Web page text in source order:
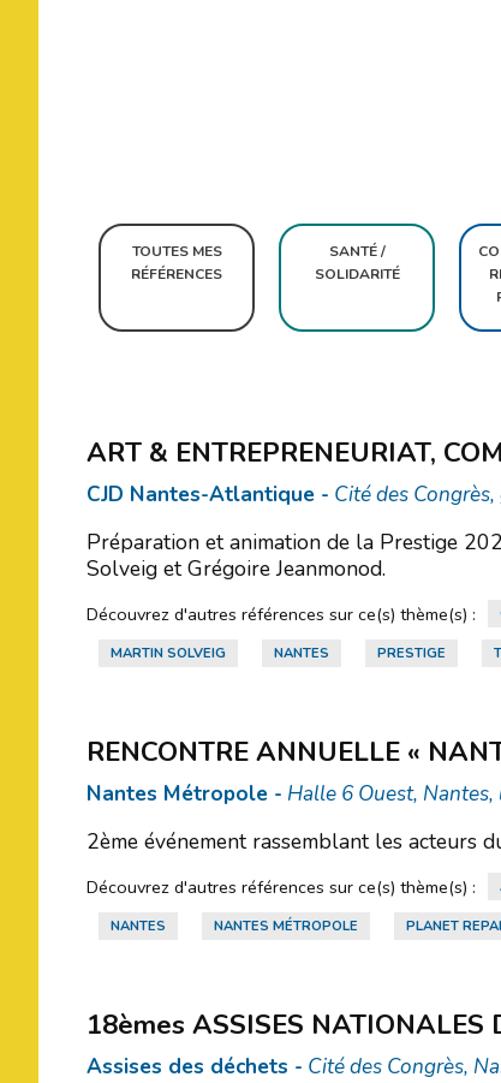
TOUTES MES
RÉFÉRENCES
SANTÉ /
SOLIDARITÉ
ART & ENTREPRENEURIAT,
CJD Nantes-Atlantique - Cité des
Préparation et animation de la Prestige
Solveig et Grégoire Jeanmonod.
Découvrez d'autres références sur ce(s) thème(s) :
MARTIN SOLVEIG NANTES PRESTIGE
RENCONTRE ANNUELLE «
Nantes Métropole - Halle 6 Ouest,
2ème événement rassemblant les acteurs
Découvrez d'autres références sur ce(s) thème(s) :
NANTES NANTES MÉTROPOLE PLANET
18èmes ASSISES NATIONALES
Assises des déchets - Cité des Congrès,